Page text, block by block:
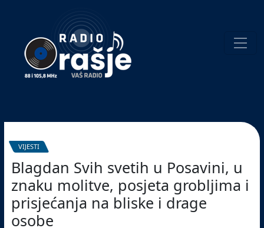
website!
VIJESTI
Blagdan Svih svetih u Posavini, u
znaku molitve, posjeta grobljima i
prisjećanja na bliske i drage
osobe